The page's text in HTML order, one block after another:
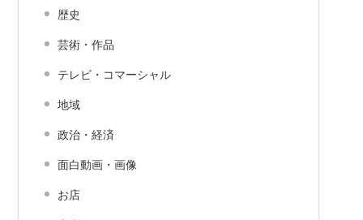
歴史
芸術・作品
テレビ・コマーシャル
地域
政治・経済
面白動画・画像
お店